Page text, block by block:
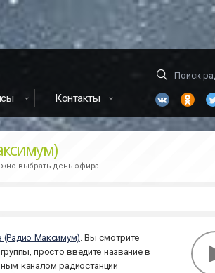
Контакты
выбрать день эфира.
(Радио Максимум) . Вы смотрите
просто введите название в
каналом радиостанции